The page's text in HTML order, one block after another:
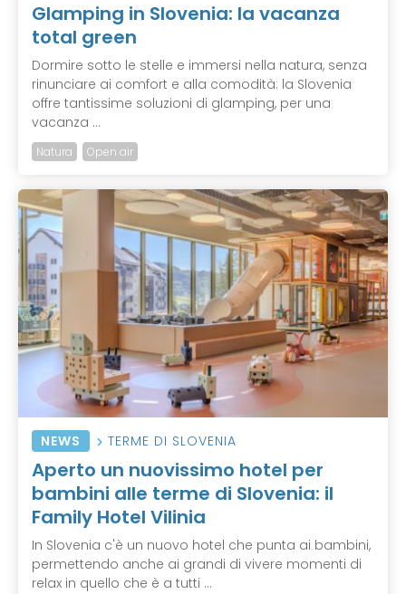
Glamping in Slovenia: la vacanza
total green
Dormire sotto le stelle e immersi nella natura, senza
rinunciare ai comfort e alla comodità: la Slovenia
offre tantissime soluzioni di glamping, per una
vacanza ...
Natura Open air
NEWS TERME DI SLOVENIA
Aperto un nuovissimo hotel per
bambini alle terme di Slovenia: il
Family Hotel Vilinia
In Slovenia c'è un nuovo hotel che punta ai bambini,
permettendo anche ai grandi di vivere momenti di
relax in quello che è a tutti ...